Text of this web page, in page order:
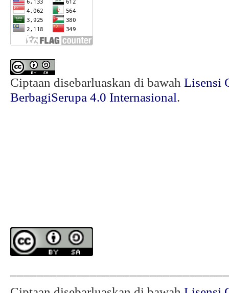
Ciptaan disebarluaskan di bawah Lisensi
BerbagiSerupa 4.0 Internasional.